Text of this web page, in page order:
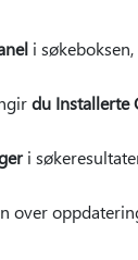
i
du Installerte
i
over